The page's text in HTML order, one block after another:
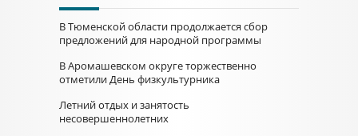
В Тюменской области продолжается сбор
предложений для народной программы
В Аромашевском округе торжественно
отметили День физкультурника
Летний отдых и занятость
несовершеннолетних